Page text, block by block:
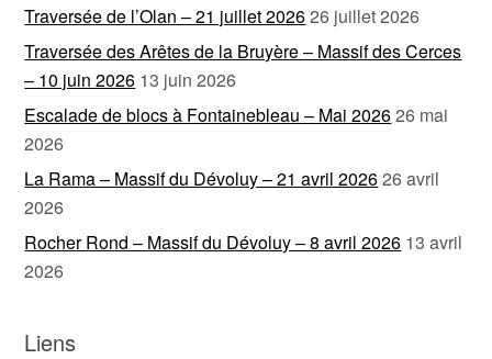
Traversée de l’Olan – 21 juillet 202626 juillet 2026
Traversée des Arêtes de la Bruyère – Massif des Cerces
– 10 juin 2026 13 juin 2026
Escalade de blocs à Fontainebleau – Mai 202626 mai
2026
La Rama – Massif du Dévoluy – 21 avril 202626 avril
2026
Rocher Rond – Massif du Dévoluy – 8 avril 2026 13 avril
2026
Liens